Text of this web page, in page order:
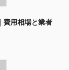
費用相場と業者